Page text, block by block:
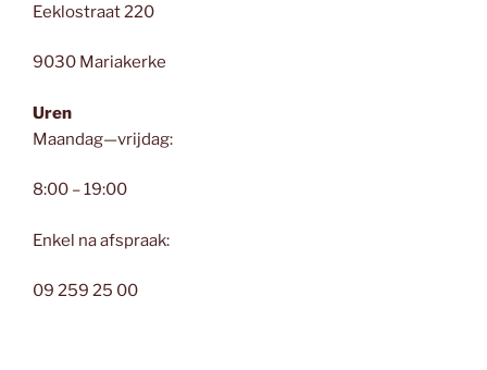
Eeklostraat 220
9030 Mariakerke
Uren
Maandag—vrijdag:
8:00 – 19:00
Enkel na afspraak:
09 259 25 00